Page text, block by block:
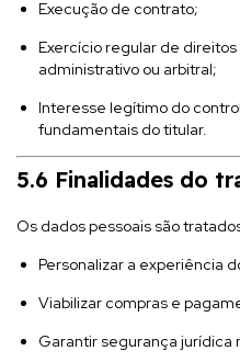
Execução de contrato;
Exercício regular de
administrativo ou arbitral;
Interesse legítimo do
fundamentais do titular.
5.6 Finalidades do
Os dados pessoais são
Personalizar a experiência
Viabilizar compras e
Garantir segurança jurídica